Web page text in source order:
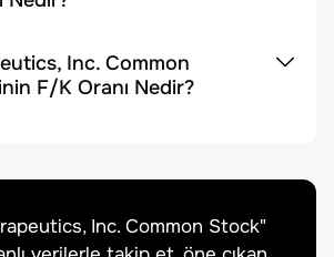
Inc. Common
F/K Oranı Nedir?
Inc. Common Stock"